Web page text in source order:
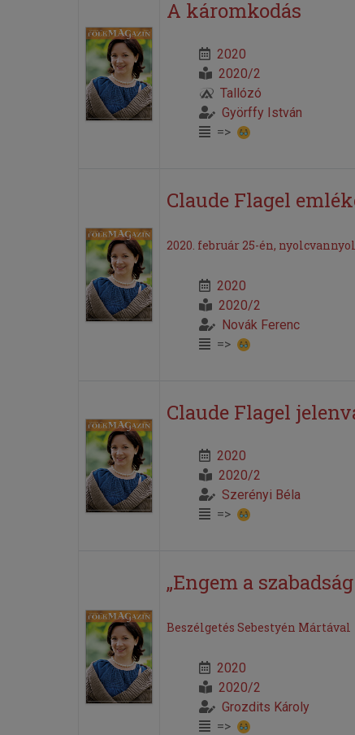
A káromkodás
2020
2020/2
Tallózó
Györffy István
=>
Claude Flagel
2020. február 25-én,
2020
2020/2
Novák Ferenc
=>
Claude Flagel
2020
2020/2
Szerényi Béla
=>
„Engem a szabadság
Beszélgetés Sebestyén Mártával
2020
2020/2
Grozdits Károly
=>